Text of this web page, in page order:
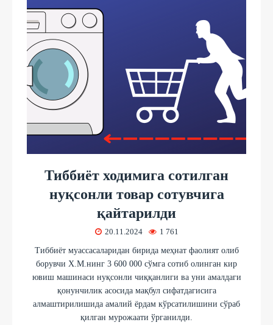
Тиббиёт ходимига сотилган
нуқсонли товар сотувчига
қайтарилди
20.11.2024 1 761
Тиббиёт муассасаларидан бирида меҳнат фаолият олиб
борувчи Х.М.нинг 3 600 000 сўмга сотиб олинган кир
ювиш машинаси нуқсонли чиққанлиги ва уни амалдаги
қонунчилик асосида мақбул сифатдагисига
алмаштирилишида амалий ёрдам кўрсатилишини сўраб
қилган мурожаати ўрганилди.